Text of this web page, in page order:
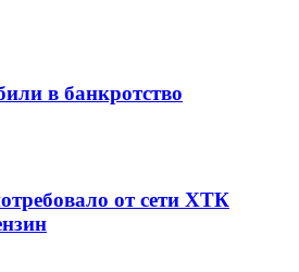
в банкротство
от сети ХТК